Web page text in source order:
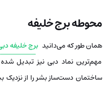
محوطه برج خلیفه
همان طور که می‌دانید برج خلیفه
مهم‌ترین نماد دبی نیز تبدیل
ساختمان دست‌ساز بشر را از نزدیک